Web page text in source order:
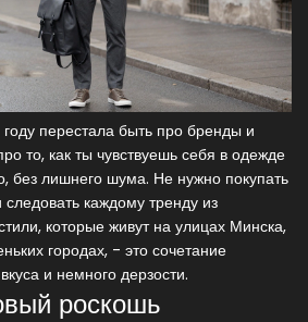
перестала быть про бренды и
то, как ты чувствуешь себя в одежде
без лишнего шума. Не нужно покупать
каждому тренду из
которые живут на улицах Минска,
городах, - это сочетание
и немного дерзости.
роскошь